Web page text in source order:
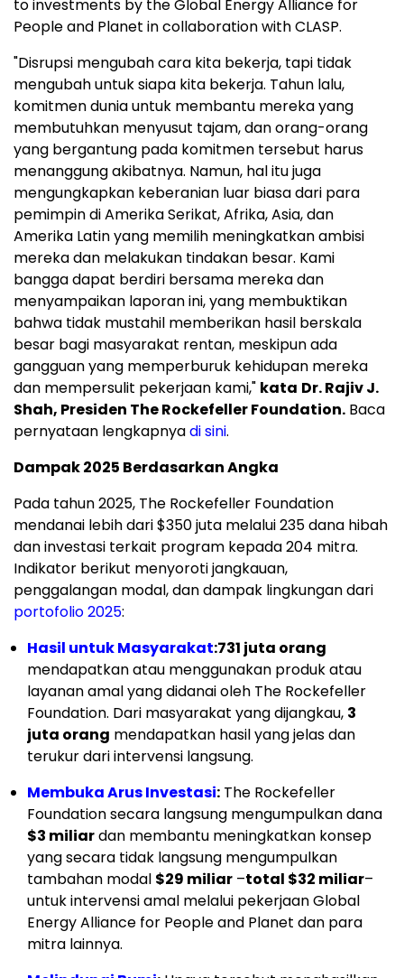
to investments by the Global Energy Alliance for
People and Planet in collaboration with CLASP.
"Disrupsi mengubah cara kita bekerja, tapi tidak
mengubah untuk siapa kita bekerja. Tahun lalu,
komitmen dunia untuk membantu mereka yang
membutuhkan menyusut tajam, dan orang-orang
yang bergantung pada komitmen tersebut harus
menanggung akibatnya. Namun, hal itu juga
mengungkapkan keberanian luar biasa dari para
pemimpin di Amerika Serikat, Afrika, Asia, dan
Amerika Latin yang memilih meningkatkan ambisi
mereka dan melakukan tindakan besar. Kami
bangga dapat berdiri bersama mereka dan
menyampaikan laporan ini, yang membuktikan
bahwa tidak mustahil memberikan hasil berskala
besar bagi masyarakat rentan, meskipun ada
gangguan yang memperburuk kehidupan mereka
dan mempersulit pekerjaan kami," kata Dr. Rajiv J.
Shah, Presiden The Rockefeller Foundation. Baca
pernyataan lengkapnyadi sini.
Dampak 2025 Berdasarkan Angka
Pada tahun 2025, The Rockefeller Foundation
mendanai lebih dari $350 juta melalui 235 dana hibah
dan investasi terkait program kepada 204 mitra.
Indikator berikut menyoroti jangkauan,
penggalangan modal, dan dampak lingkungan dari
portofolio 2025:
Hasil untuk Masyarakat:731 juta orang
mendapatkan atau menggunakan produk atau
layanan amal yang didanai oleh The Rockefeller
Foundation. Dari masyarakat yang dijangkau, 3
juta orang mendapatkan hasil yang jelas dan
terukur dari intervensi langsung.
Membuka Arus Investasi: The Rockefeller
Foundation secara langsung mengumpulkan dana
$3 miliardan membantu meningkatkan konsep
yang secara tidak langsung mengumpulkan
tambahan modal $29 miliar –total $32 miliar–
untuk intervensi amal melalui pekerjaan Global
Energy Alliance for People and Planet dan para
mitra lainnya.